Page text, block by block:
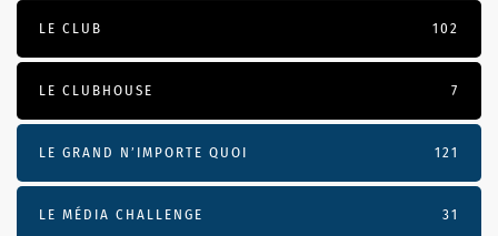
LE CLUB 102
LE CLUBHOUSE 7
LE GRAND N’IMPORTE QUOI 121
LE MÉDIA CHALLENGE 31